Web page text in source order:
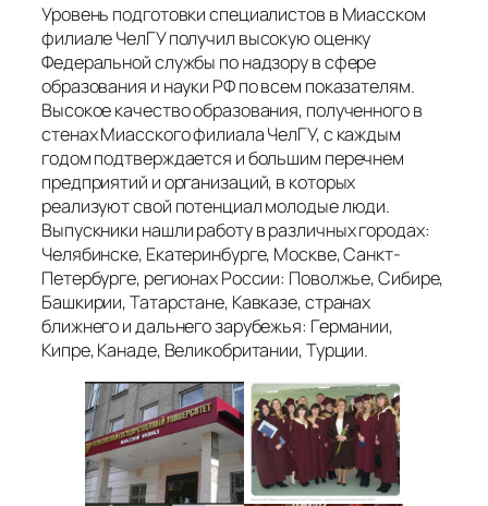
Уровень подготовки специалистов в Миасском
филиале ЧелГУ получил высокую оценку
Федеральной службы по надзору в сфере
образования и науки РФ по всем показателям.
Высокое качество образования, полученного в
стенах Миасского филиала ЧелГУ, с каждым
годом подтверждается и большим перечнем
предприятий и организаций, в которых
реализуют свой потенциал молодые люди.
Выпускники нашли работу в различных городах:
Челябинске, Екатеринбурге, Москве, Санкт-
Петербурге, регионах России: Поволжье, Сибире,
Башкирии, Татарстане, Кавказе, странах
ближнего и дальнего зарубежья: Германии,
Кипре, Канаде, Великобритании, Турции.